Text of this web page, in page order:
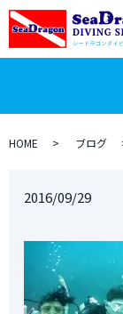
HOME ブログ
2016/09/29